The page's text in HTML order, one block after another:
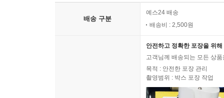
배송 구분
예스24 배송
배송비 : 2,500원
안전하고 정확한 포장을 위
고객님께 배송되는 모든 상
목적 : 안전한 포장 관리
촬영범위 : 박스 포장 작업